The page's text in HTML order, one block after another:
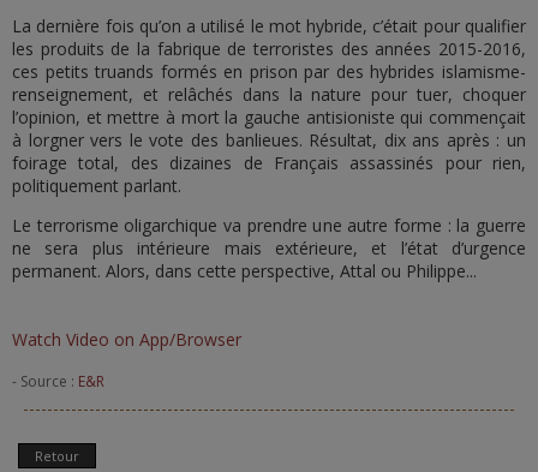
La dernière fois qu’on a utilisé le mot hybride, c’était pour qualifier
les produits de la fabrique de terroristes des années 2015-2016,
ces petits truands formés en prison par des hybrides islamisme-
renseignement, et relâchés dans la nature pour tuer, choquer
l’opinion, et mettre à mort la gauche antisioniste qui commençait
à lorgner vers le vote des banlieues. Résultat, dix ans après : un
foirage total, des dizaines de Français assassinés pour rien,
politiquement parlant.
Le terrorisme oligarchique va prendre une autre forme : la guerre
ne sera plus intérieure mais extérieure, et l’état d’urgence
permanent. Alors, dans cette perspective, Attal ou Philippe...
Watch Video on App/Browser
- Source : E&R
Retour